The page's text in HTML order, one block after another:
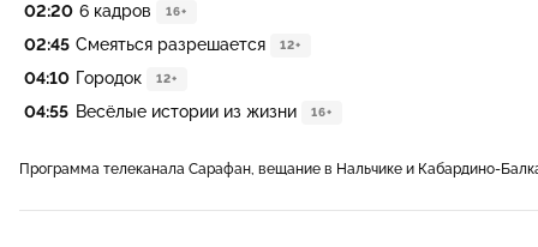
02:20 6 кадров 16+
02:45 Смеяться разрешается 12+
04:10 Городок 12+
04:55 Весёлые истории из жизни 16+
Программа телеканала Сарафан, вещание в Нальчике и Кабардино-